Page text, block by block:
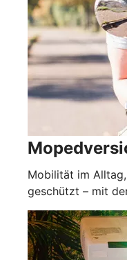
Mobilität im
geschützt – mit